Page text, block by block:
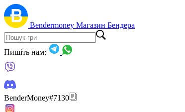
Bendermoney Магазин Бендера
Пишіть нам:
BenderMoney#7130